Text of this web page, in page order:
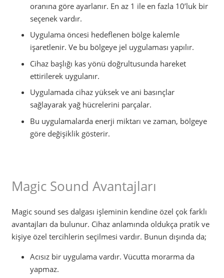
oranına göre ayarlanır. En az 1 ile en fazla 10’luk bir
seçenek vardır.
Uygulama öncesi hedeflenen bölge kalemle
işaretlenir. Ve bu bölgeye jel uygulaması yapılır.
Cihaz başlığı kas yönü doğrultusunda hareket
ettirilerek uygulanır.
Uygulamada cihaz yüksek ve ani basınçlar
sağlayarak yağ hücrelerini parçalar.
Bu uygulamalarda enerji miktarı ve zaman, bölgeye
göre değişiklik gösterir.
Magic Sound Avantajları
Magic sound ses dalgası işleminin kendine özel çok farklı
avantajları da bulunur. Cihaz anlamında oldukça pratik ve
kişiye özel tercihlerin seçilmesi vardır. Bunun dışında da;
Acısız bir uygulama vardır. Vücutta morarma da
yapmaz.